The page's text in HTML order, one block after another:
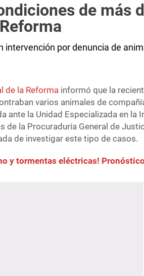
de más
por denuncia de
de la Reforma informó que la
varios animales de
ante la Unidad Especializada en la
de la Procuraduría General de
de investigar este tipo de casos.
y tormentas eléctricas!